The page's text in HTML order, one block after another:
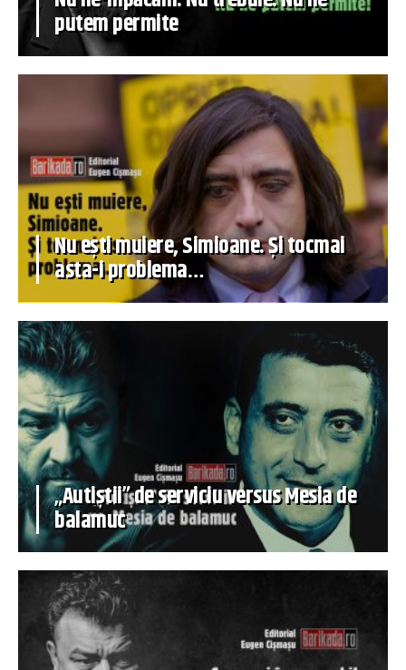
putem permite
Nu ești muiere, Simioane. Și tocmai
asta-i problema…
„Autiștii” de serviciu versus Mesia de
balamuc